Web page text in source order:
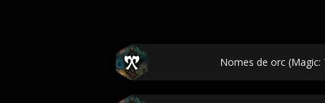
Nomes de orc (Magic: